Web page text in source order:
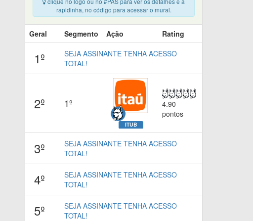
rapidinha, no código para acessar o mural.
Geral Segmento Ação Rating
1º
SEJA ASSINANTE TENHA ACESSO
TOTAL!
2º 1º
ITUB
4.90
pontos
3º
SEJA ASSINANTE TENHA ACESSO
TOTAL!
4º
SEJA ASSINANTE TENHA ACESSO
TOTAL!
5º
SEJA ASSINANTE TENHA ACESSO
TOTAL!